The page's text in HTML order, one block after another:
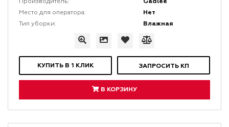
Производитель:
Место для оператора: Нет
Тип уборки: Влажная
КУПИТЬ В 1 КЛИК ЗАПРОСИТЬ КП
В КОРЗИНУ